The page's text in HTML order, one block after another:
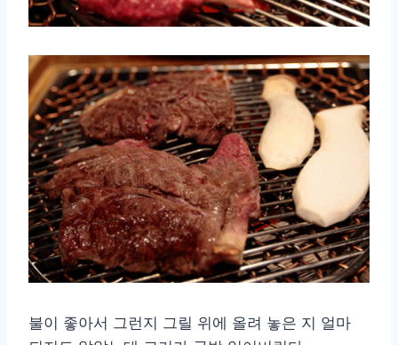
불이 좋아서 그런지 그릴 위에 올려 놓은 지 얼마